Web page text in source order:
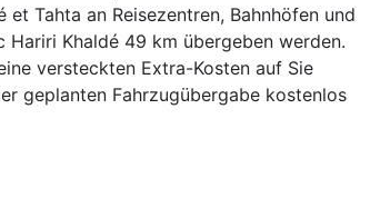
Tahta an Reisezentren, Bahnhöfen und
Hariri Khaldé 49 km übergeben werden.
versteckten Extra-Kosten auf Sie
geplanten Fahrzugübergabe kostenlos